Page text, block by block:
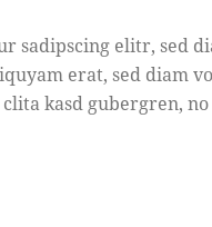
sadipscing elitr, sed
erat, sed diam
kasd gubergren,